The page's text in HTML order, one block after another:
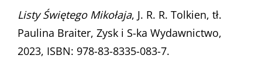
Listy Świętego Mikołaja, J. R. R. Tolkien, tł.
Paulina Braiter, Zysk i S-ka Wydawnictwo,
2023, ISBN: 978-83-8335-083-7.